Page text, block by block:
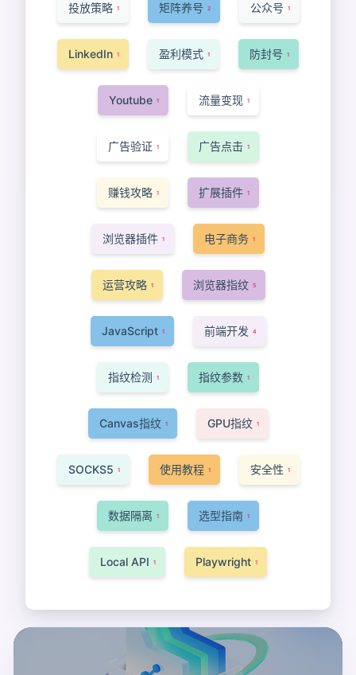
投放策略 1 矩阵养号 2 公众号 1
LinkedIn 1 盈利模式 1 防封号 1
Youtube 1 流量变现 1
广告验证 1 广告点击 1
赚钱攻略 1 扩展插件 1
浏览器插件 1 电子商务 1
运营攻略 1 浏览器指纹 5
JavaScript 1 前端开发 4
指纹检测 1 指纹参数 1
Canvas指纹 1 GPU指纹 1
SOCKS5 1 使用教程 1 安全性 1
数据隔离 1 选型指南 1
Local API 1 Playwright 1